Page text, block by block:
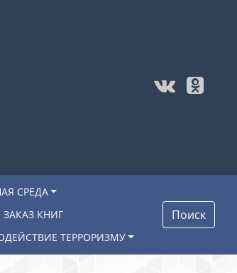
СРЕДА
КНИГ
ТЕРРОРИЗМУ
Поиск